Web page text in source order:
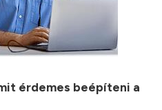
érdemes beépíteni a